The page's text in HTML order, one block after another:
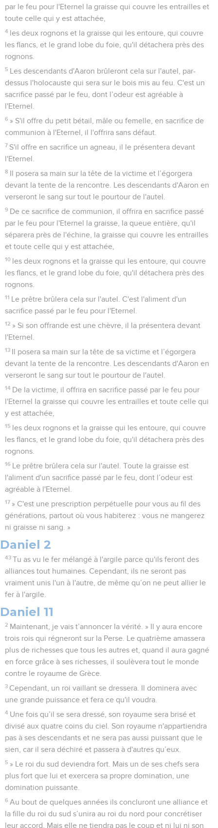
par le feu pour l'Eternel la graisse qui couvre les entrailles et
toute celle qui y est attachée,
4
les deux rognons et la graisse qui les entoure, qui couvre
les flancs, et le grand lobe du foie, qu'il détachera près des
rognons.
5
Les descendants d'Aaron brûleront cela sur l'autel, par-
dessus l'holocauste qui sera sur le bois mis au feu. C'est un
sacrifice passé par le feu, dont l’odeur est agréable à
l'Eternel.
6 » S'il offre du petit bétail, mâle ou femelle, en sacrifice de
communion à l'Eternel, il l'offrira sans défaut.
7 S'il offre en sacrifice un agneau, il le présentera devant
l'Eternel.
8
Il posera sa main sur la tête de la victime et l’égorgera
devant la tente de la rencontre. Les descendants d'Aaron en
verseront le sang sur tout le pourtour de l'autel.
9 De ce sacrifice de communion, il offrira en sacrifice passé
par le feu pour l'Eternel la graisse, la queue entière, qu'il
séparera près de l'échine, la graisse qui couvre les entrailles
et toute celle qui y est attachée,
10 les deux rognons et la graisse qui les entoure, qui couvre
les flancs, et le grand lobe du foie, qu'il détachera près des
rognons.
11
Le prêtre brûlera cela sur l'autel. C'est l'aliment d'un
sacrifice passé par le feu pour l'Eternel.
12 » Si son offrande est une chèvre, il la présentera devant
l'Eternel.
13
Il posera sa main sur la tête de sa victime et l’égorgera
devant la tente de la rencontre. Les descendants d'Aaron en
verseront le sang sur tout le pourtour de l'autel.
14 De la victime, il offrira en sacrifice passé par le feu pour
l'Eternel la graisse qui couvre les entrailles et toute celle qui
y est attachée,
15
les deux rognons et la graisse qui les entoure, qui couvre
les flancs, et le grand lobe du foie, qu'il détachera près des
rognons.
16
Le prêtre brûlera cela sur l'autel. Toute la graisse est
l'aliment d'un sacrifice passé par le feu, dont l’odeur est
agréable à l'Eternel.
17 » C'est une prescription perpétuelle pour vous au fil des
générations, partout où vous habiterez : vous ne mangerez
ni graisse ni sang. »
Daniel 2
43 Tu as vu le fer mélangé à l'argile parce qu'ils feront des
alliances tout humaines. Cependant, ils ne seront pas
vraiment unis l'un à l'autre, de même qu’on ne peut allier le
fer à l'argile.
Daniel 11
2 Maintenant, je vais t’annoncer la vérité. » Il y aura encore
trois rois qui régneront sur la Perse. Le quatrième amassera
plus de richesses que tous les autres et, quand il aura gagné
en force grâce à ses richesses, il soulèvera tout le monde
contre le royaume de Grèce.
3 Cependant, un roi vaillant se dressera. Il dominera avec
une grande puissance et fera ce qu'il voudra.
4 Une fois qu’il se sera dressé, son royaume sera brisé et
divisé aux quatre coins du ciel. Son royaume n'appartiendra
pas à ses descendants et ne sera pas aussi puissant que le
sien, car il sera déchiré et passera à d'autres qu’eux.
5 » Le roi du sud deviendra fort. Mais un de ses chefs sera
plus fort que lui et exercera sa propre domination, une
domination puissante.
6 Au bout de quelques années ils concluront une alliance et
la fille du roi du sud s’unira au roi du nord pour concrétiser
leur accord. Mais elle ne tiendra pas le coup et ni lui ni son